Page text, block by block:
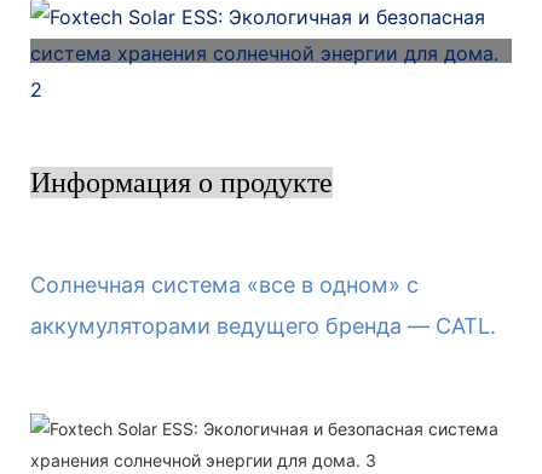
Информация о продукте
Солнечная система «все в одном» с
аккумуляторами ведущего бренда — CATL.